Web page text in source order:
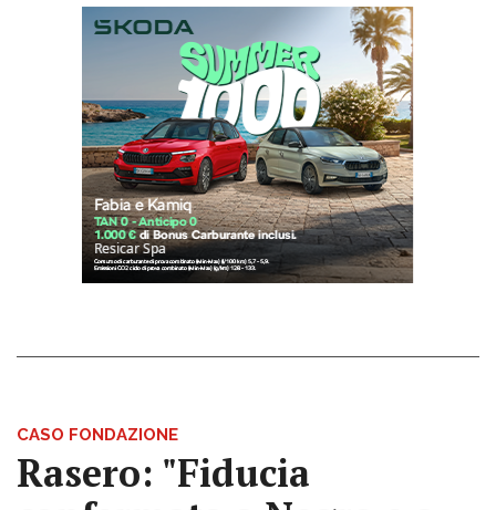
CASO FONDAZIONE
Rasero: "Fiducia